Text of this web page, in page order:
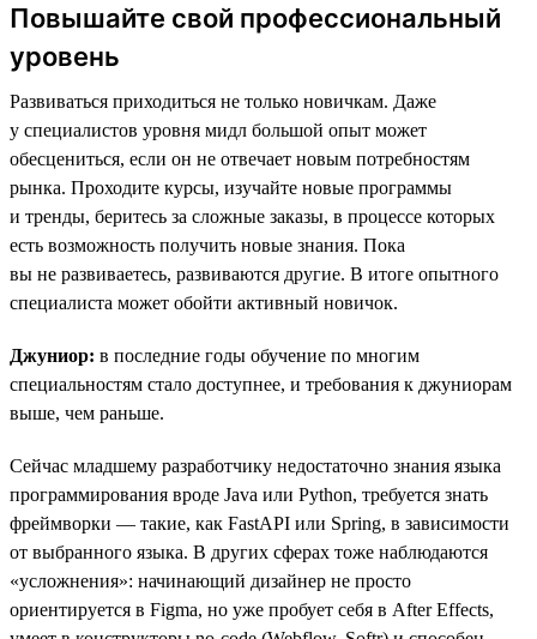
Повышайте свой профессиональный
уровень
Развиваться приходиться не только новичкам. Даже
у специалистов уровня мидл большой опыт может
обесцениться, если он не отвечает новым потребностям
рынка. Проходите курсы, изучайте новые программы
и тренды, беритесь за сложные заказы, в процессе которых
есть возможность получить новые знания. Пока
вы не развиваетесь, развиваются другие. В итоге опытного
специалиста может обойти активный новичок.
Джуниор: в последние годы обучение по многим
специальностям стало доступнее, и требования к джуниорам
выше, чем раньше.
Сейчас младшему разработчику недостаточно знания языка
программирования вроде Java или Python, требуется знать
фреймворки — такие, как FastAPI или Spring, в зависимости
от выбранного языка. В других сферах тоже наблюдаются
«усложнения»: начинающий дизайнер не просто
ориентируется в Figma, но уже пробует себя в After Effects,